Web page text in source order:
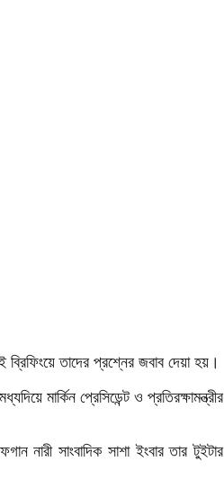
তাদের প্রশ্নের জবাব দেয়া হয়।
মার্কিন প্রেসিডেন্ট ও প্রতিরক্ষামন্ত্রীর
নারী সাংবাদিক সাশা ইংবার তার টুইটার